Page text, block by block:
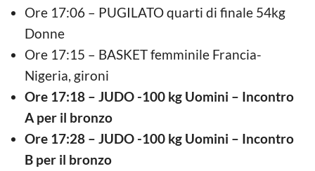
Ore 17:06 – PUGILATO quarti di finale 54kg
Donne
Ore 17:15 – BASKET femminile Francia-
Nigeria, gironi
Ore 17:18 – JUDO -100 kg Uomini – Incontro
A per il bronzo
Ore 17:28 – JUDO -100 kg Uomini – Incontro
B per il bronzo